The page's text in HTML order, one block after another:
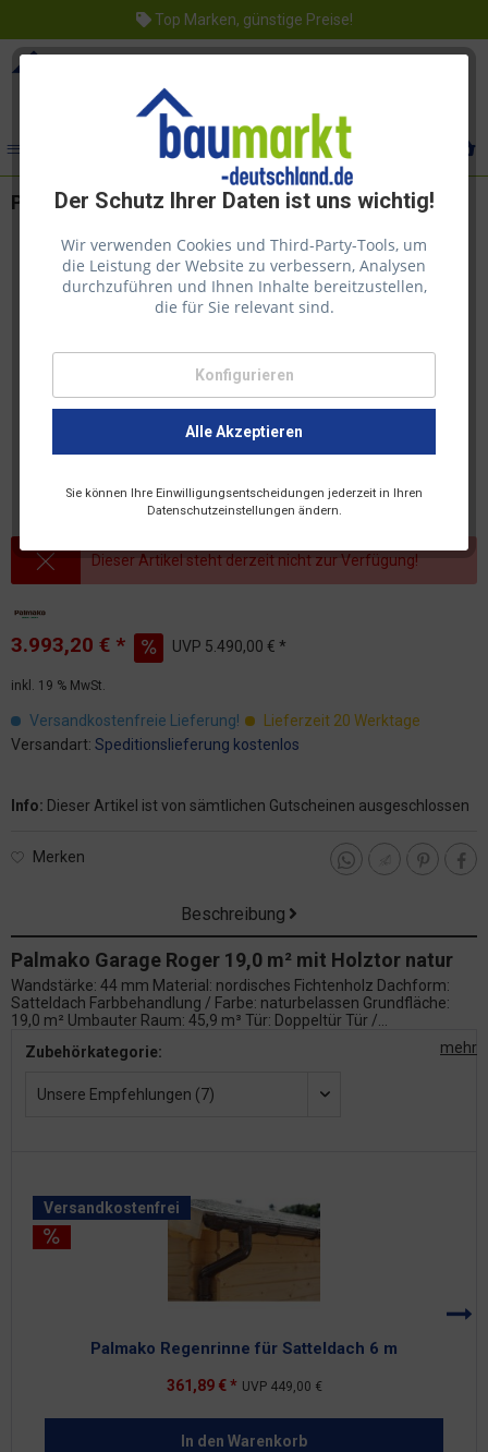
Top Marken, günstige Preise!
Der Schutz Ihrer Daten ist uns wichtig!
Wir verwenden Cookies und Third-Party-Tools, um
die Leistung der Website zu verbessern, Analysen
durchzuführen und Ihnen Inhalte bereitzustellen,
die für Sie relevant sind.
Konfigurieren
Alle Akzeptieren
Sie können Ihre Einwilligungsentscheidungen jederzeit in Ihren
Datenschutzeinstellungen ändern.
Palmako Garage Roger 19,0 m² mit Holztor natur
Dieser Artikel steht derzeit nicht zur Verfügung!
3.993,20 € * UVP 5.490,00 € *
inkl. 19 % MwSt.
Versandkostenfreie Lieferung!
Lieferzeit 20 Werktage
Versandart: Speditionslieferung kostenlos
Info: Dieser Artikel ist von sämtlichen Gutscheinen ausgeschlossen
Merken
Beschreibung
Palmako Garage Roger 19,0 m² mit Holztor natur
Wandstärke: 44 mm Material: nordisches Fichtenholz Dachform:
Satteldach Farbbehandlung / Farbe: naturbelassen Grundfläche:
19,0 m² Umbauter Raum: 45,9 m³ Tür: Doppeltür Tür /...
mehr
Zubehörkategorie:
Versandkostenfrei
Palmako Regenrinne für Satteldach 6 m
361,89 € * UVP 449,00 €
In den Warenkorb